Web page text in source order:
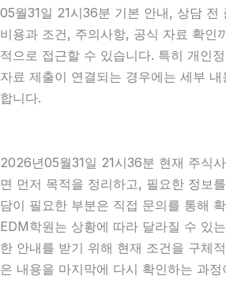
05월31일 21시36분 기본 안내, 상담 전
비용과 조건, 주의사항, 공식 자료 확인
적으로 접근할 수 있습니다. 특히 개인
자료 제출이 연결되는 경우에는 세부
합니다.
2026년05월31일 21시36분 현재 주식
면 먼저 목적을 정리하고, 필요한 정보
담이 필요한 부분은 직접 문의를 통해
EDM학원는 상황에 따라 달라질 수 있
한 안내를 받기 위해 현재 조건을 구체
은 내용을 마지막에 다시 확인하는 과정